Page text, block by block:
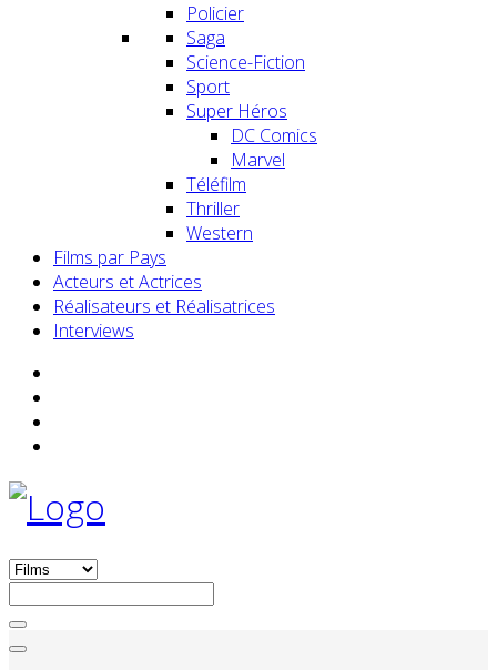
Policier
Saga
Science-Fiction
Sport
Super Héros
DC Comics
Marvel
Téléfilm
Thriller
Western
Films par Pays
Acteurs et Actrices
Réalisateurs et Réalisatrices
Interviews